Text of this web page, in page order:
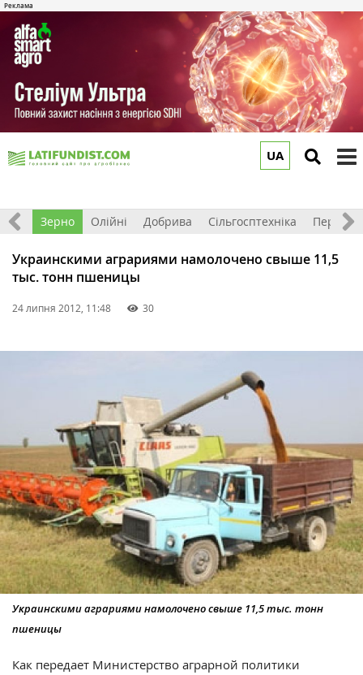
UA
Світ Зерно Олійні Добрива Сільгосптехніка
Украинскими аграриями намолочено свыше 11,5
тыс. тонн пшеницы
24 липня 2012, 11:48 30
Украинскими аграриями намолочено свыше 11,5 тыс. тонн
пшеницы
Как передает Министерство аграрной политики